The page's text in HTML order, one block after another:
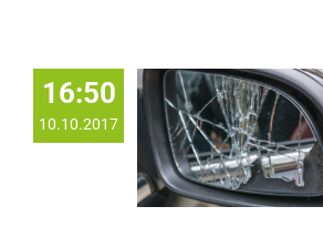
16:50
10.10.2017